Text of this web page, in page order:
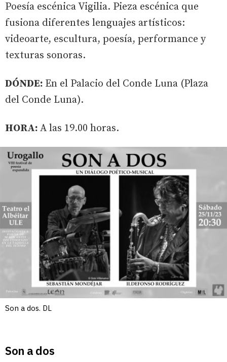
Poesía escénica Vigilia. Pieza escénica que
fusiona diferentes lenguajes artísticos:
videoarte, escultura, poesía, performance y
texturas sonoras.
DÓNDE: En el Palacio del Conde Luna (Plaza
del Conde Luna).
HORA: A las 19.00 horas.
Son a dos. DL
Son a dos